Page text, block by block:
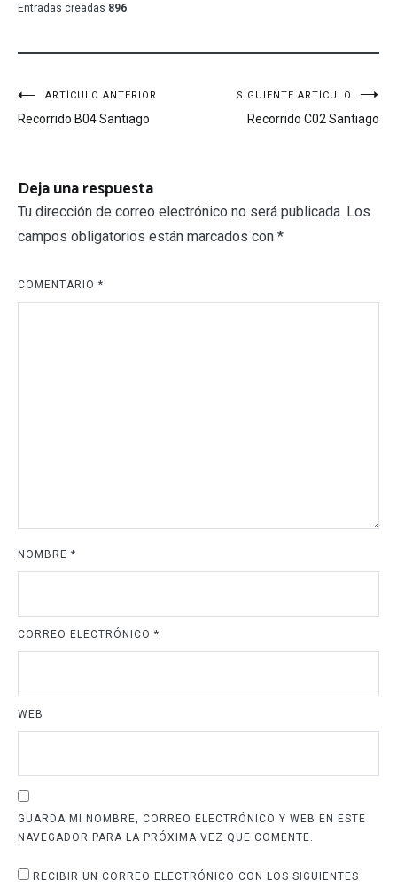
Entradas creadas 896
Navegación
de
ARTÍCULO ANTERIOR
Recorrido B04 Santiago
SIGUIENTE ARTÍCULO
Recorrido C02 Santiago
Deja una respuesta
Tu dirección de correo electrónico no será publicada. Los
campos obligatorios están marcados con *
COMENTARIO *
NOMBRE *
CORREO ELECTRÓNICO *
WEB
GUARDA MI NOMBRE, CORREO ELECTRÓNICO Y WEB EN ESTE
NAVEGADOR PARA LA PRÓXIMA VEZ QUE COMENTE.
RECIBIR UN CORREO ELECTRÓNICO CON LOS SIGUIENTES